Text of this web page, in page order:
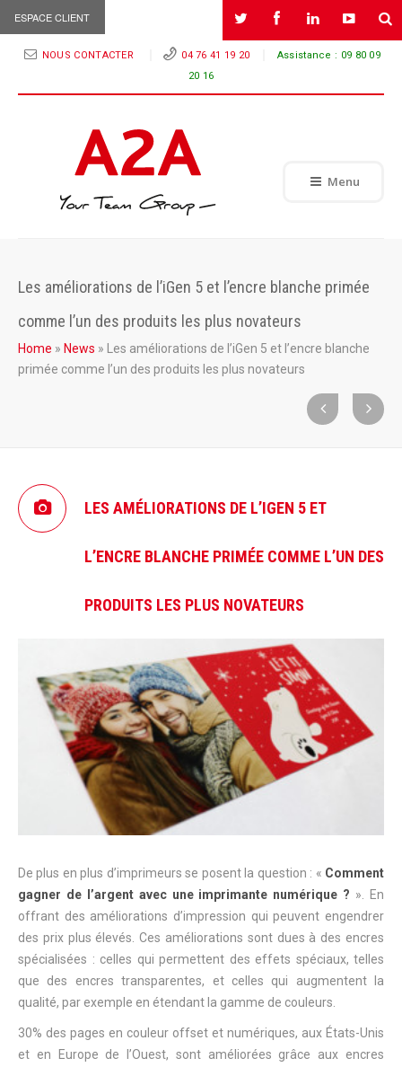
ESPACE CLIENT
NOUS CONTACTER 04 76 41 19 20 Assistance : 09 80 09
20 16
Menu
Les améliorations de l’iGen 5 et l’encre blanche primée
comme l’un des produits les plus novateurs
Home » News » Les améliorations de l’iGen 5 et l’encre blanche
primée comme l’un des produits les plus novateurs
LES AMÉLIORATIONS DE L’IGEN 5 ET
L’ENCRE BLANCHE PRIMÉE COMME L’UN DES
PRODUITS LES PLUS NOVATEURS
De plus en plus d’imprimeurs se posent la question : « Comment
gagner de l’argent avec une imprimante numérique ? ». En
offrant des améliorations d’impression qui peuvent engendrer
des prix plus élevés. Ces améliorations sont dues à des encres
spécialisées : celles qui permettent des effets spéciaux, telles
que des encres transparentes, et celles qui augmentent la
qualité, par exemple en étendant la gamme de couleurs.
30% des pages en couleur offset et numériques, aux États-Unis
et en Europe de l’Ouest, sont améliorées grâce aux encres